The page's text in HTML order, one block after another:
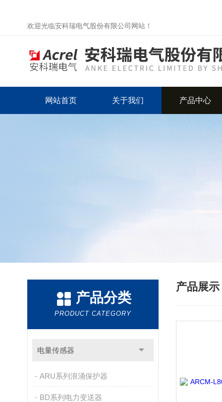
欢迎光临安科瑞电气股份有限公司网站！
网站首页 关于我们 产品中心
产品分类
PRODUCT CATEGORY
电量传感器
ARU系列浪涌保护器
BD系列电力变送器
产品展示